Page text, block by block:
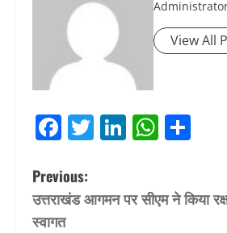
View All
Facebook
Twitter
LinkedIn
P
o
Previous:
उत्तराखंड आगमन पर सीएम ने किया
स्वागत